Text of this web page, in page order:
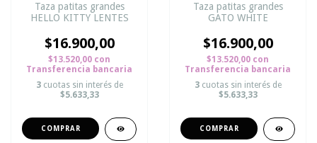
Taza patitas grandes
HELLO KITTY LENTES
$16.900,00
$13.520,00 con
Transferencia bancaria
3 cuotas sin interés de
$5.633,33
Taza patitas grandes
GATO WHITE
$16.900,00
$13.520,00 con
Transferencia bancaria
3 cuotas sin interés de
$5.633,33